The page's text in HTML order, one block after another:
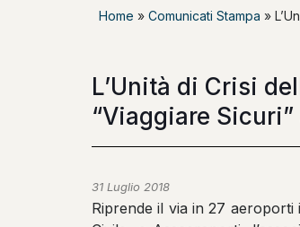
Home » Comunicati Stampa »
L’Unità di Crisi
“Viaggiare Sicuri”
31 Luglio 2018
Riprende il via in 27 aeroporti